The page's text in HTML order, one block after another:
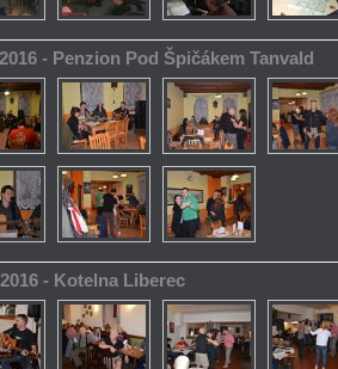
- Penzion Pod Špičákem Tanvald
- Kotelna Liberec